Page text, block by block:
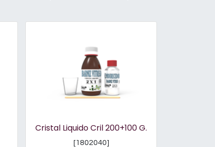
Cristal Liquido Cril 200+100 G.
[1802040]